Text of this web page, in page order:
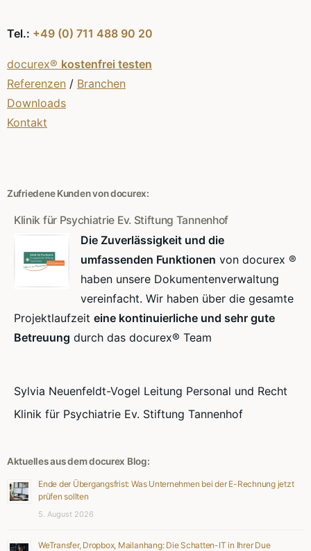
Tel.: +49 (0) 711 488 90 20
docurex® kostenfrei testen
Referenzen / Branchen
Downloads
Kontakt
Zufriedene Kunden von docurex:
Klinik für Psychiatrie Ev. Stiftung Tannenhof
Die Zuverlässigkeit und die
umfassenden Funktionen von docurex ®
haben unsere Dokumentenverwaltung
vereinfacht. Wir haben über die gesamte
Projektlaufzeit eine kontinuierliche und sehr gute
Betreuung durch das docurex® Team
Sylvia Neuenfeldt-Vogel Leitung Personal und Recht
Klinik für Psychiatrie Ev. Stiftung Tannenhof
Aktuelles aus dem docurex Blog:
Ende der Übergangsfrist: Was Unternehmen bei der E-Rechnung jetzt
prüfen sollten
5. August 2026
WeTransfer, Dropbox, Mailanhang: Die Schatten-IT in Ihrer Due